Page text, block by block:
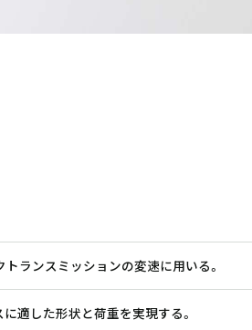
ランスミッションの変速に用いる。
適した形状と荷重を実現する。